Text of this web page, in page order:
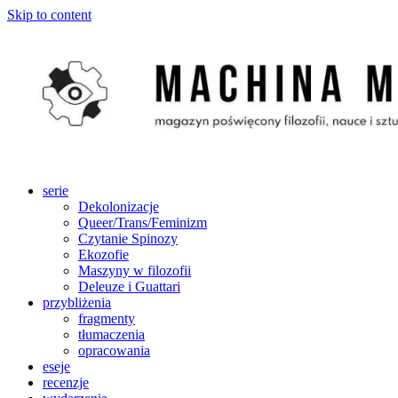
Skip to content
serie
Dekolonizacje
Queer/Trans/Feminizm
Czytanie Spinozy
Ekozofie
Maszyny w filozofii
Deleuze i Guattari
przybliżenia
fragmenty
tłumaczenia
opracowania
eseje
recenzje